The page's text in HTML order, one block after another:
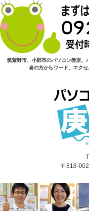
筑紫野市、小郡市のパソコン教室、
者の方からワード、エク
〒818-